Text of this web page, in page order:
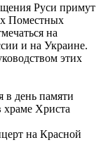
Руси примут
Поместных
на
и на Украине.
этих
в день памяти
храме Христа
на Красной